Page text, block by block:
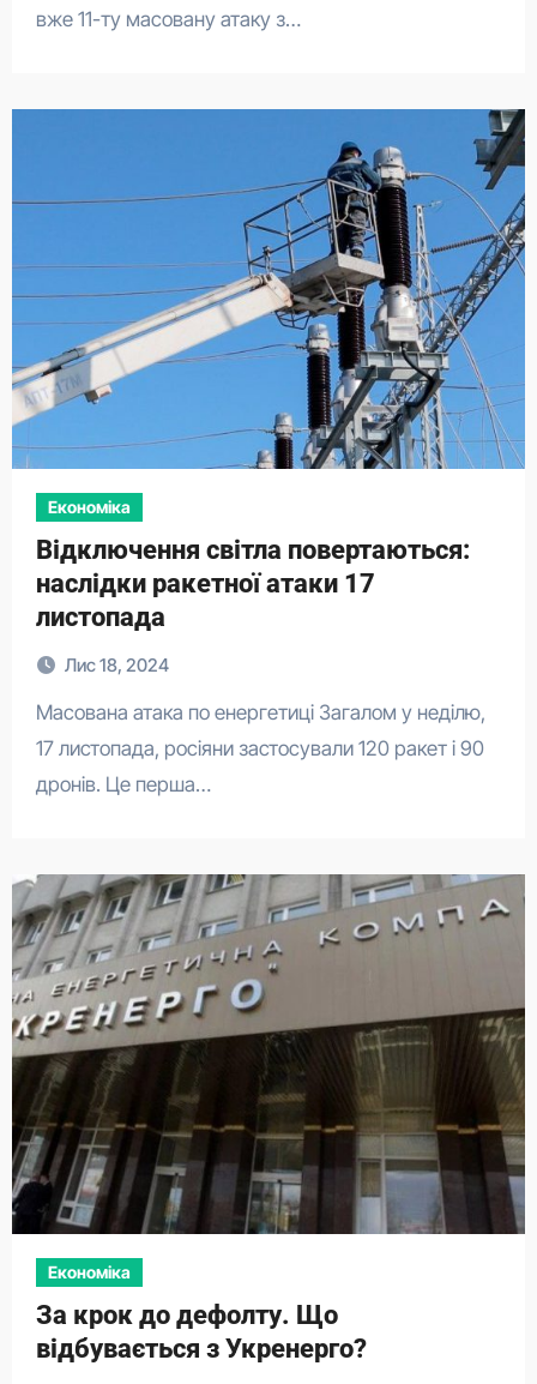
вже 11-ту масовану атаку з…
Економіка
Відключення світла повертаються:
наслідки ракетної атаки 17
листопада
Лис 18, 2024
Масована атака по енергетиці Загалом у неділю,
17 листопада, росіяни застосували 120 ракет і 90
дронів. Це перша…
Економіка
​​За крок до дефолту. Що
відбувається з Укренерго?